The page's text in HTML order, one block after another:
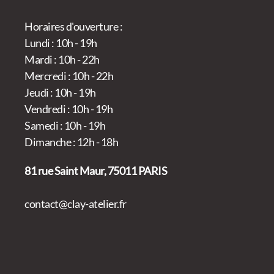
Horaires d'ouverture :
Lundi : 10h - 19h
Mardi : 10h - 22h
Mercredi : 10h - 22h
Jeudi : 10h - 19h
Vendredi : 10h - 19h
Samedi : 10h - 19h
Dimanche : 12h - 18h
81 rue Saint Maur, 75011 PARIS
contact@clay-atelier.fr